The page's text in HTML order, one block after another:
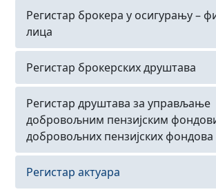
осигурању из РС
Подрегистар заступника у
физичка лица из ФБиХ
Подрегистар друштава за
осигурању из РС
осигурању из ФБиХ
Регистар брокера у осигурању –
лица
Подрегистар брокера у
лица из РС
Подрегистар брокера у
лица из ФБиХ
Регистар брокерских друштава
Подрегистар брокерских
осигурању из РС
Подрегистар брокерских
Регистар друштава за управљање
добровољним пензијским
добровољних пензијских фондова
Регистар друштава за управљање
добровољним пензијским фондом
Регистар актуара